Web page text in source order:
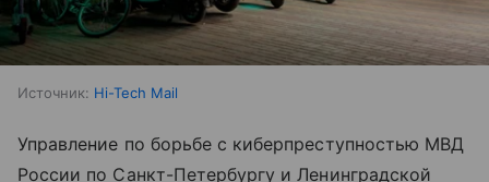
Источник: Hi-Tech Mail
Управление по борьбе с киберпреступностью МВД
России по Санкт-Петербургу и Ленинградской